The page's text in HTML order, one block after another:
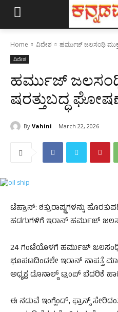
Home ವಿದೇಶ ಹರ್ಮುಜ್ ಜಲಸಂಧಿ
ವಿದೇಶ
ಹರ್ಮುಜ್
ಷರತ್ತುಬದ್ಧ
By Vahini March 22, 2026
ಟೆಹ್ರಾನ್: ಶತ್ರುರಾಷ್ಟ್ರಗಳನ್ನು
ಹಡಗುಗಳಿಗೆ ಇರಾನ್ ಹರ್ಮುಜ್
24 ಗಂಟೆಯೊಳಗೆ ಹರ್ಮುಜ್ ಜಲಸಂಧಿ
ಭೂಪಟದಿಂದಲೇ ಇರಾನ್ ನಾಪತ್ತೆ
ಅಧ್ಯಕ್ಷ ಡೊನಾಲ್ಡ್ ಟ್ರಂಪ್ ಬೆದರಿಕೆ
ಈ ನಡುವೆ ಇಂಗ್ಲೆಂಡ್, ಫ್ರಾನ್ಸ್